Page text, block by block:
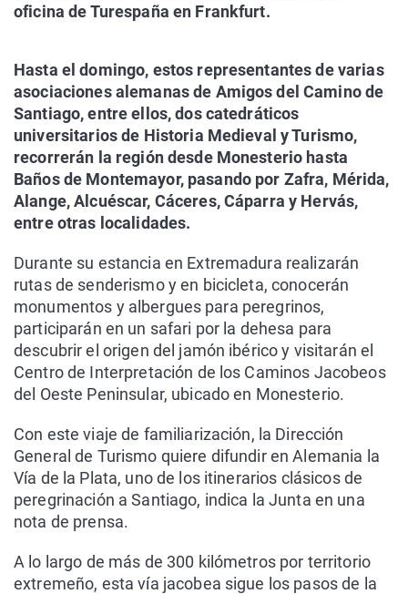
oficina de Turespaña en Frankfurt.
Hasta el domingo, estos representantes de varias
asociaciones alemanas de Amigos del Camino de
Santiago, entre ellos, dos catedráticos
universitarios de Historia Medieval y Turismo,
recorrerán la región desde Monesterio hasta
Baños de Montemayor, pasando por Zafra, Mérida,
Alange, Alcuéscar, Cáceres, Cáparra y Hervás,
entre otras localidades.
Durante su estancia en Extremadura realizarán
rutas de senderismo y en bicicleta, conocerán
monumentos y albergues para peregrinos,
participarán en un safari por la dehesa para
descubrir el origen del jamón ibérico y visitarán el
Centro de Interpretación de los Caminos Jacobeos
del Oeste Peninsular, ubicado en Monesterio.
Con este viaje de familiarización, la Dirección
General de Turismo quiere difundir en Alemania la
Vía de la Plata, uno de los itinerarios clásicos de
peregrinación a Santiago, indica la Junta en una
nota de prensa.
A lo largo de más de 300 kilómetros por territorio
extremeño, esta vía jacobea sigue los pasos de la